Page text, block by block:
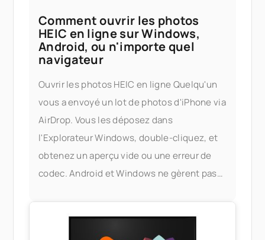
Comment ouvrir les photos
HEIC en ligne sur Windows,
Android, ou n'importe quel
navigateur
Ouvrir les photos HEIC en ligne Quelqu'un
vous a envoyé un lot de photos d'iPhone via
AirDrop. Vous les déposez dans
l'Explorateur Windows, double-cliquez, et
obtenez un aperçu vide ou une erreur de
codec. Android et Windows ne gèrent pas